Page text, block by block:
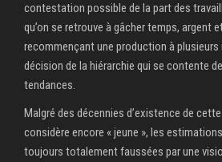
contestation possible de la part des
qu’on se retrouve à gâcher temps, argent
recommençant une production à plusieurs
décision de la hiérarchie qui se contente
tendances.
Malgré des décennies d’existence de
considère encore « jeune », les
toujours totalement faussées par une